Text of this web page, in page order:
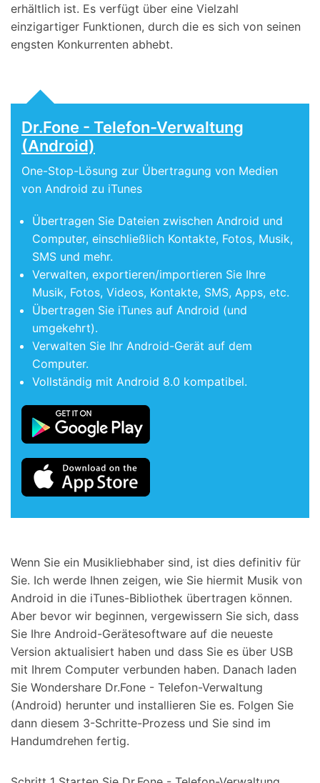
erhältlich ist. Es verfügt über eine Vielzahl
einzigartiger Funktionen, durch die es sich von seinen
engsten Konkurrenten abhebt.
Dr.Fone - Telefon-Verwaltung
(Android)
One-Stop-Lösung zur Übertragung von Medien
von Android zu iTunes
Übertragen Sie Dateien zwischen Android und
Computer, einschließlich Kontakte, Fotos, Musik,
SMS und mehr.
Verwalten, exportieren/importieren Sie Ihre
Musik, Fotos, Videos, Kontakte, SMS, Apps, etc.
Übertragen Sie iTunes auf Android (und
umgekehrt).
Verwalten Sie Ihr Android-Gerät auf dem
Computer.
Vollständig mit Android 8.0 kompatibel.
Wenn Sie ein Musikliebhaber sind, ist dies definitiv für
Sie. Ich werde Ihnen zeigen, wie Sie hiermit Musik von
Android in die iTunes-Bibliothek übertragen können.
Aber bevor wir beginnen, vergewissern Sie sich, dass
Sie Ihre Android-Gerätesoftware auf die neueste
Version aktualisiert haben und dass Sie es über USB
mit Ihrem Computer verbunden haben. Danach laden
Sie Wondershare Dr.Fone - Telefon-Verwaltung
(Android) herunter und installieren Sie es. Folgen Sie
dann diesem 3-Schritte-Prozess und Sie sind im
Handumdrehen fertig.